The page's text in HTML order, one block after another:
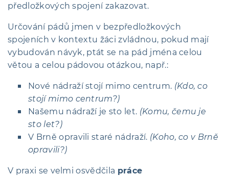
předložkových spojení zakazovat.
Určování pádů jmen v bezpředložkových
spojeních v kontextu žáci zvládnou, pokud mají
vybudován návyk, ptát se na pád jména celou
větou a celou pádovou otázkou, např.:
Nové nádraží stojí mimo centrum. (Kdo, co
stojí mimo centrum?)
Našemu nádraží je sto let. (Komu, čemu je
sto let?)
V Brně opravili staré nádraží. (Koho, co v Brně
opravili?)
V praxi se velmi osvědčila práce